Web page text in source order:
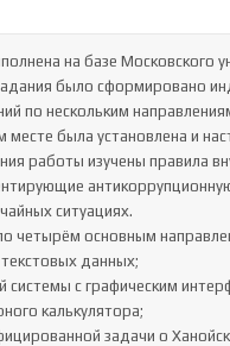
на базе Московского
было сформировано
по нескольким
месте была установлена и
работы изучены правила
ситуациях.
четырём основным
данных;
системы с графическим
калькулятора;
задачи о